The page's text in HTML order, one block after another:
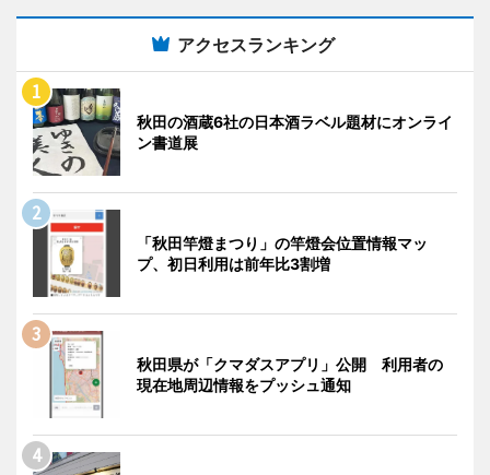
アクセスランキング
秋田の酒蔵6社の日本酒ラベル題材にオンライ
ン書道展
「秋田竿燈まつり」の竿燈会位置情報マッ
プ、初日利用は前年比3割増
秋田県が「クマダスアプリ」公開 利用者の
現在地周辺情報をプッシュ通知